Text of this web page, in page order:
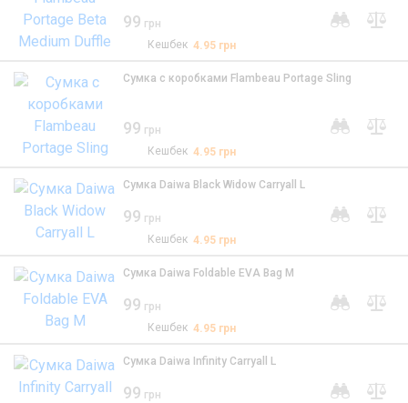
99 грн
Кешбек4.95 грн
Cумка c коробками Flambeau Portage Sling
99 грн
Кешбек4.95 грн
Сумка Daiwa Black Widow Carryall L
99 грн
Кешбек4.95 грн
Сумка Daiwa Foldable EVA Bag M
99 грн
Кешбек4.95 грн
Сумка Daiwa Infinity Carryall L
99 грн